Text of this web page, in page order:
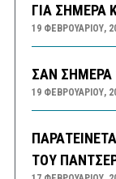
ΓΙΑ ΣΗΜΕΡΑ
19 ΦΕΒΡΟΥΑΡΊΟΥ,
ΣΑΝ ΣΗΜΕΡΑ
19 ΦΕΒΡΟΥΑΡΊΟΥ,
ΤΟΥ